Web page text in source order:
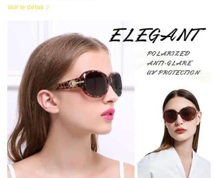
Voir le détail